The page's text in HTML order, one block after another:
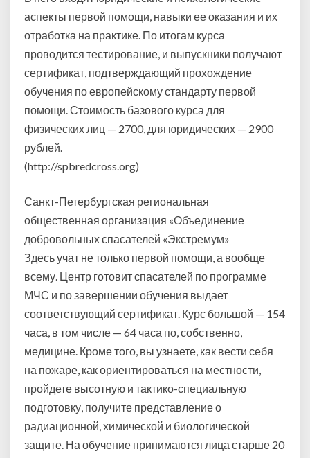
аспекты первой помощи, навыки ее оказания и их
отработка на практике. По итогам курса
проводится тестирование, и выпускники получают
сертификат, подтверждающий прохождение
обучения по европейскому стандарту первой
помощи. Стоимость базового курса для
физических лиц — 2700, для юридических — 2900
рублей.
(http://spbredcross.org)
Санкт-Петербургская региональная
общественная организация «Объединение
добровольных спасателей «Экстремум»
Здесь учат не только первой помощи, а вообще
всему. Центр готовит спасателей по программе
МЧС и по завершении обучения выдает
соответствующий сертификат. Курс большой — 154
часа, в том числе — 64 часа по, собственно,
медицине. Кроме того, вы узнаете, как вести себя
на пожаре, как ориентироваться на местности,
пройдете высотную и тактико-специальную
подготовку, получите представление о
радиационной, химической и биологической
защите. На обучение принимаются лица старше 20